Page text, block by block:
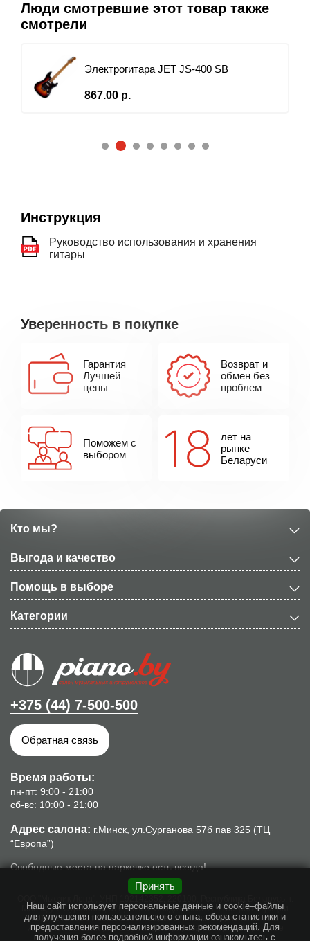
Люди смотревшие этот товар также
смотрели
Электрогитара JET JS-400 SB
867.00 р.
1 2 3 4 5 6 7 8
Инструкция
Руководство использования и хранения
гитары
Уверенность в покупке
Гарантия
Лучшей
цены
Возврат и
обмен без
проблем
Поможем с
выбором
лет на
рынке
Беларуси
Кто мы?
Выгода и качество
Помощь в выборе
Категории
+375 (44) 7-500-500
Обратная связь
Время работы:
пн-пт: 9:00 - 21:00
сб-вс: 10:00 - 21:00
Адрес салона: г.Минск, ул.Сурганова 57б пав 325 (ТЦ
“Европа”)
Свободные места на парковке есть всегда!
Минск, ул. Сурганова, 57б, пом.8. Свидетельство о гос. регистрации
№192142352 от 16.10.2013г., выдано Минским горисполкомом.
Интернет-магазин piano.by зарегистрирован в торговом реестре
03.02.2016г, номер: 303975
Принять
Наш сайт использует персональные данные и cookie–файлы
для улучшения пользовательского опыта, сбора статистики и
предоставления персонализированных рекомендаций. Для
получения более подробной информации ознакомьтесь с